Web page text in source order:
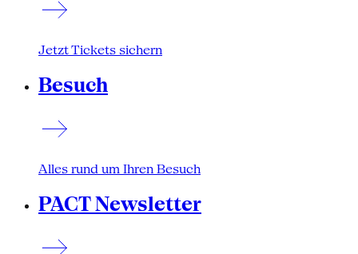
Jetzt Tickets sichern
Besuch
Alles rund um Ihren Besuch
PACT Newsletter